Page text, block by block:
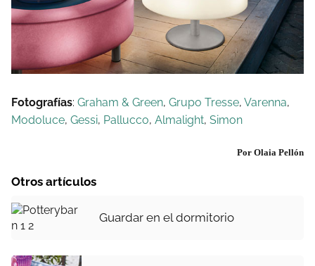
Fotografías: Graham & Green, Grupo Tresse, Varenna,
Modoluce, Gessi, Pallucco, Almalight, Simon
Por Olaia Pellón
Otros artículos
Guardar en el dormitorio